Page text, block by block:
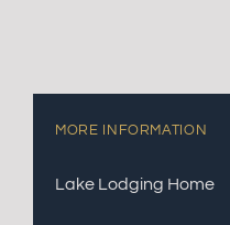
MORE INFORMATION
Lake Lodging Home